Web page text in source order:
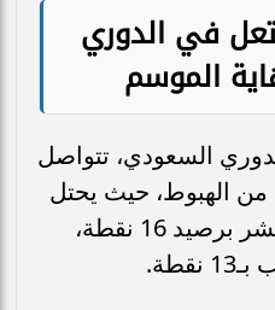
في الدوري
الموسم
السعودي، تتواصل
من الهبوط، حيث يحتل
الأخدود المركز السابع عشر برصيد 16 نقطة،